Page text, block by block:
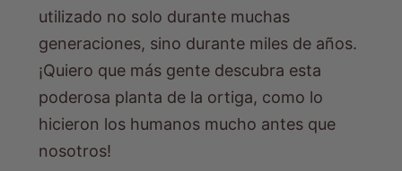
utilizado no solo durante muchas
generaciones, sino durante miles de años.
¡Quiero que más gente descubra esta
poderosa planta de la ortiga, como lo
hicieron los humanos mucho antes que
nosotros!